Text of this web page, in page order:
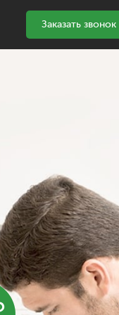
Заказать звонок